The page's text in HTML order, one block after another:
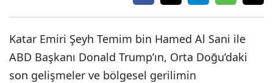
Katar Emiri Şeyh Temim bin Hamed Al Sani ile
ABD Başkanı Donald Trump’ın, Orta Doğu’daki
son gelişmeler ve bölgesel gerilimin